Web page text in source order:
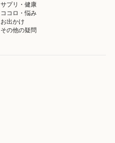
サプリ・健康
ココロ・悩み
お出かけ
その他の疑問